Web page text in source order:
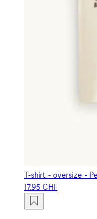
T-shirt - oversize -
17.95 CHF